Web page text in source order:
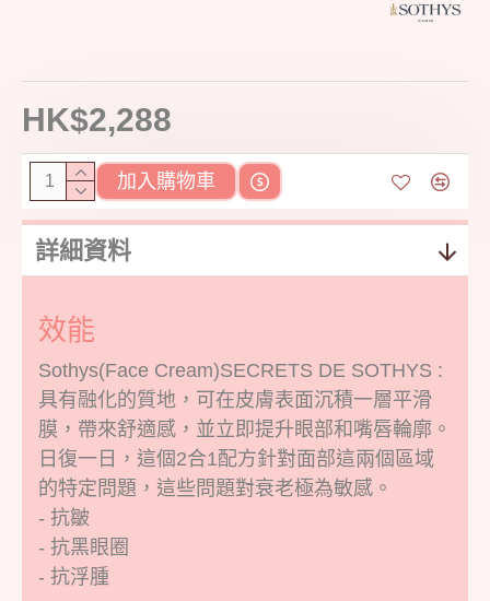
HK$2,288
加入購物車
詳細資料
效能
Sothys(Face Cream)SECRETS DE SOTHYS :
具有融化的質地，可在皮膚表面沉積一層平滑
膜，帶來舒適感，並立即提升眼部和嘴唇輪廓。
日復一日，這個2合1配方針對面部這兩個區域
的特定問題，這些問題對衰老極為敏感。
- 抗皺
- 抗黑眼圈
- 抗浮腫